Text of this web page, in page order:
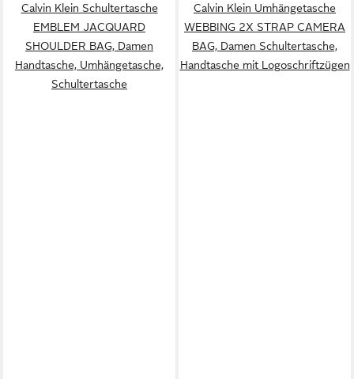
Calvin Klein Schultertasche
EMBLEM JACQUARD
SHOULDER BAG, Damen
Handtasche, Umhängetasche,
Schultertasche
Calvin Klein Umhängetasche
WEBBING 2X STRAP CAMERA
BAG, Damen Schultertasche,
Handtasche mit Logoschriftzügen